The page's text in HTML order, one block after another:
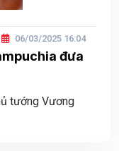
06/03/2025 16:04
đưa
tướng Vương